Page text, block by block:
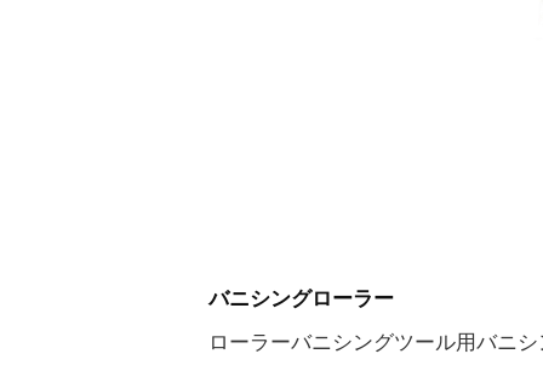
バニシングローラー
ローラーバニシングツール用バニ